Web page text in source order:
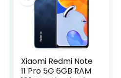
Xiaomi Redmi Note
11 Pro 5G 6GB RAM